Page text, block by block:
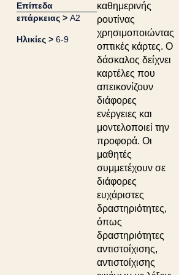
Επίπεδα
επάρκειας > A2
Ηλικίες > 6-9
καθημερινής
ρουτίνας
χρησιμοποιώντας
οπτικές κάρτες. Ο
δάσκαλος δείχνει
καρτέλες που
απεικονίζουν
διάφορες
ενέργειες και
μοντελοποιεί την
προφορά. Οι
μαθητές
συμμετέχουν σε
διάφορες
ευχάριστες
δραστηριότητες,
όπως
δραστηριότητες
αντιστοίχισης,
αντιστοίχισης